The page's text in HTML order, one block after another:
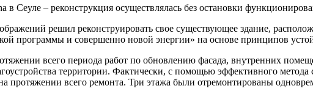
Сеуле – реконструкция осуществлялась без остановки
решил реконструировать свое существующее здание,
программы и совершенно новой энергии» на основе принципов
всего периода работ по обновлению фасада, внутренних
территории. Фактически, с помощью эффективного метода
протяжении всего ремонта. Три этажа были отремонтированы